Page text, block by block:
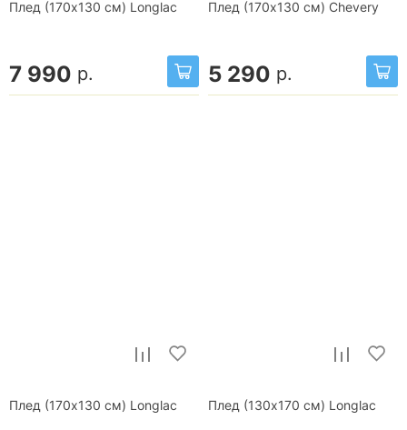
Плед (170x130 см) Longlac
7 990 р.
Плед (170x130 см) Chevery
5 290 р.
Плед (170x130 см) Longlac Плед (130x170 см) Longlac